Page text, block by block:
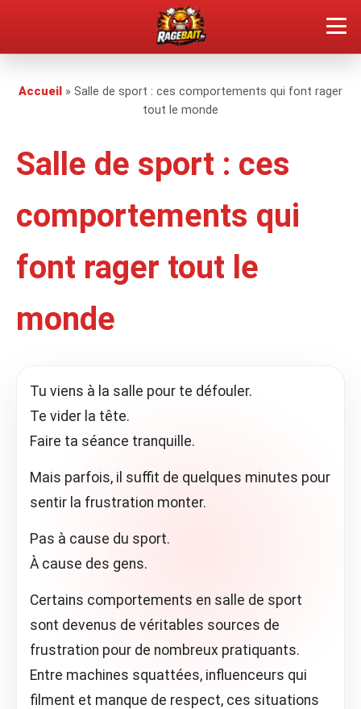
SOUMETTRE SA RAGE
ÇA FAIT RÉAGIR
🔥 VOIR LE BUZZ
Accueil » Salle de sport : ces comportements qui font rager
tout le monde
Salle de sport : ces
comportements qui
font rager tout le
monde
Tu viens à la salle pour te défouler.
Te vider la tête.
Faire ta séance tranquille.
Mais parfois, il suffit de quelques minutes pour
sentir la frustration monter.
Pas à cause du sport.
À cause des gens.
Certains comportements en salle de sport
sont devenus de véritables sources de
frustration pour de nombreux pratiquants.
Entre machines squattées, influenceurs qui
filment et manque de respect, ces situations